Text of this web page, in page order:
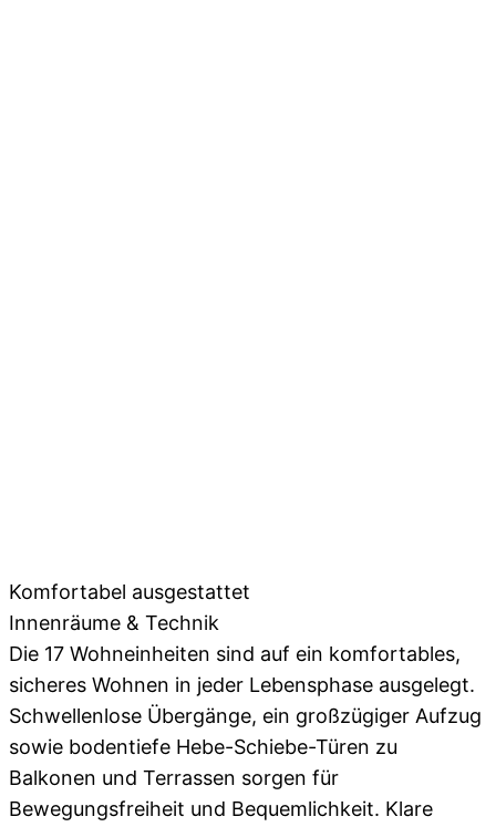
Komfortabel ausgestattet
Innenräume & Technik
Die 17 Wohneinheiten sind auf ein komfortables,
sicheres Wohnen in jeder Lebensphase ausgelegt.
Schwellenlose Übergänge, ein großzügiger Aufzug
sowie bodentiefe Hebe-Schiebe-Türen zu
Balkonen und Terrassen sorgen für
Bewegungsfreiheit und Bequemlichkeit. Klare